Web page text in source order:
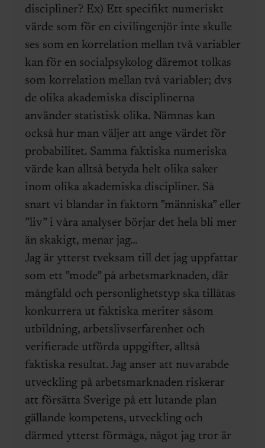
discipliner? Ex) Ett specifikt numeriskt
värde som för en civilingenjör inte skulle
ses som en korrelation mellan två variabler
kan för en socialpsykolog däremot tolkas
som korrelation mellan två variabler; dvs
de olika akademiska disciplinerna
använder statistisk olika. Nämnas kan
också hur man väljer att ange värdet för
probabilitet. Samma faktiska numeriska
värde kan alltså betyda helt olika saker
inom olika akademiska discipliner. Så
snart vi blandar in faktorn ”människa” eller
”liv” i våra analyser börjar det hela bli mer
än skakigt, menar jag…
Jag är ytterst tveksam till det jag uppfattar
som ett ”mode” på arbetsmarknaden, där
mångfald och personlighetstyp ska tillåtas
konkurrera ut faktiska meriter såsom
utbildning, arbetslivserfarenhet och
verifierade utförda uppgifter, alltså
faktiska resultat. Jag anser att nuvarabde
utveckling på arbetsmarknaden riskerar
att försätta Sverige på ett lutande plan
gällande kompetens, utveckling och
därmed ytterst förmåga, något jag tror är